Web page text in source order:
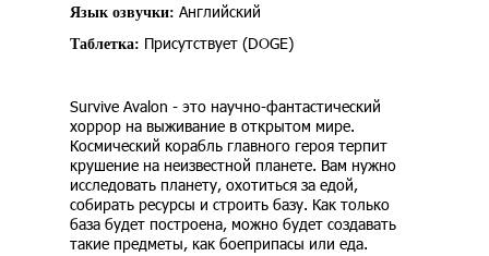
Язык озвучки: Английский
Таблетка: Присутствует (DOGE)
Survive Avalon - это научно-фантастический
хоррор на выживание в открытом мире.
Космический корабль главного героя терпит
крушение на неизвестной планете. Вам нужно
исследовать планету, охотиться за едой,
собирать ресурсы и строить базу. Как только
база будет построена, можно будет создавать
такие предметы, как боеприпасы или еда.